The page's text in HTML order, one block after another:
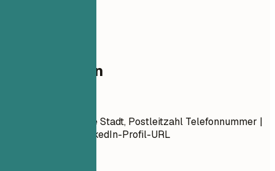
Kontaktdaten
Vorname Nachname Stadt, Postleitzahl Telefonnummer |
E-Mail-Adresse LinkedIn-Profil-URL